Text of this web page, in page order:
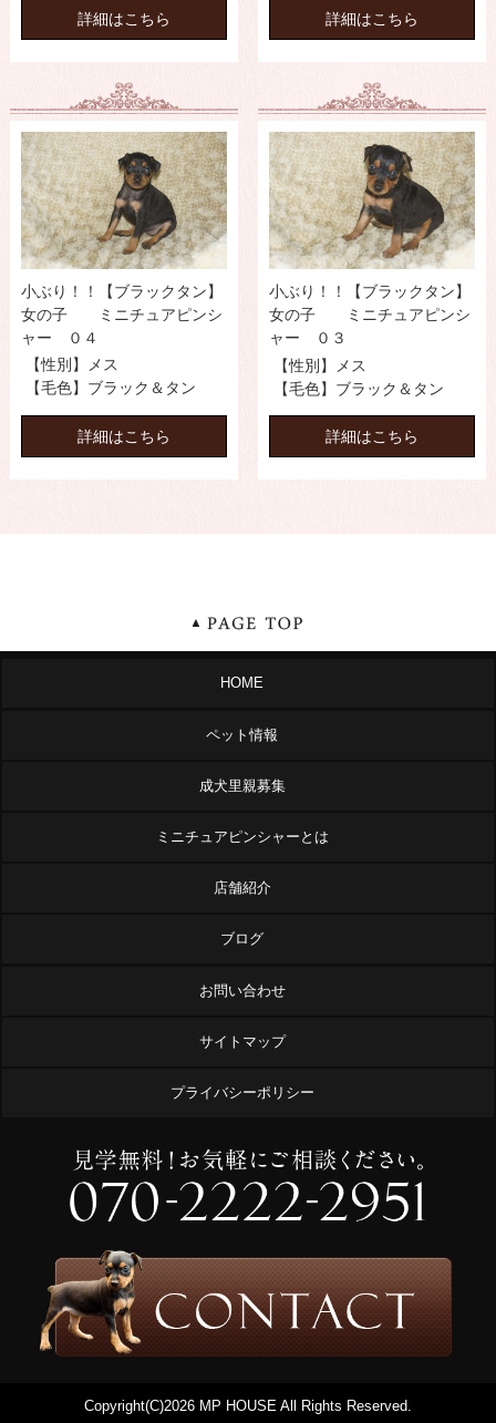
詳細はこちら 詳細はこちら
小ぶり！！【ブラックタン】
女の子 ミニチュアピンシ
ャー ０４
【性別】メス
【毛色】ブラック＆タン
詳細はこちら
小ぶり！！【ブラックタン】
女の子 ミニチュアピンシ
ャー ０３
【性別】メス
【毛色】ブラック＆タン
詳細はこちら
HOME
ペット情報
成犬里親募集
ミニチュアピンシャーとは
店舗紹介
ブログ
お問い合わせ
サイトマップ
プライバシーポリシー
Copyright(C)2026 MP HOUSE All Rights Reserved.